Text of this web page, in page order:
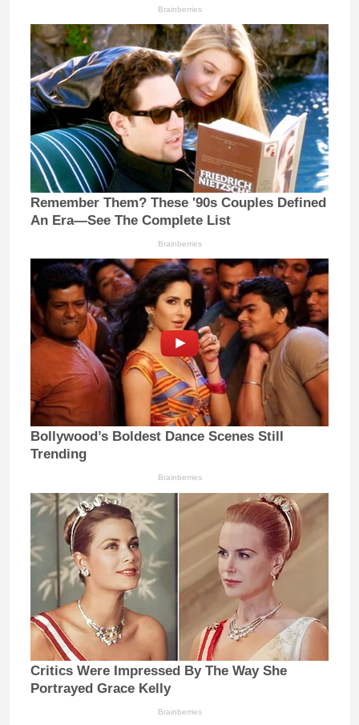
Brainberries
Remember Them? These '90s Couples Defined
An Era—See The Complete List
Brainberries
Bollywood’s Boldest Dance Scenes Still
Trending
Brainberries
Critics Were Impressed By The Way She
Portrayed Grace Kelly
Brainberries